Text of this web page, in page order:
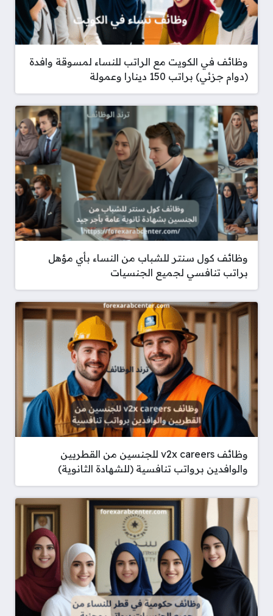
وظائف في الكويت مع الراتب للنساء لمسوقة وافدة
(دوام جزئي) براتب 150 دينارا وعمولة
وظائف كول سنتر للشباب من النساء بأي مؤهل
براتب تنافسي لجميع الجنسيات
وظائف v2x careers للجنسين من القطريين
والوافدين برواتب تنافسية (للشهادة الثانوية)